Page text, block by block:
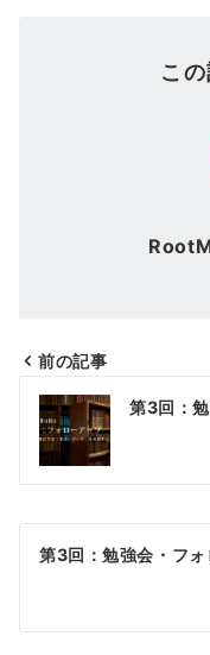
こ
投
稿
ナ
ビ
ゲ
シ
前の記事
第3回：
第3回：勉強会・フ